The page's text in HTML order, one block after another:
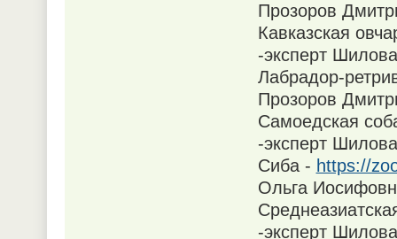
Прозоров
Кавказская
-эксперт
Лабрадор-
Прозоров
Самоедская
-эксперт
Сиба - https://
Ольга
-эксперт